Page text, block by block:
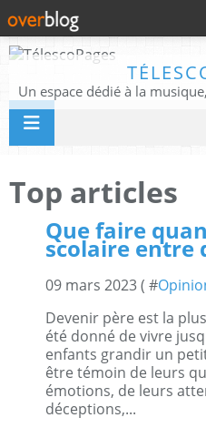
Top articles
Que faire
scolaire entre
09 mars 2023 ( #
Devenir père est la
été donné de vivre
enfants grandir un
être témoin de leurs
émotions, de leurs
déceptions,...